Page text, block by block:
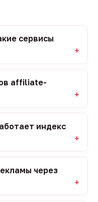
сервисы
affiliate-
индекс
через